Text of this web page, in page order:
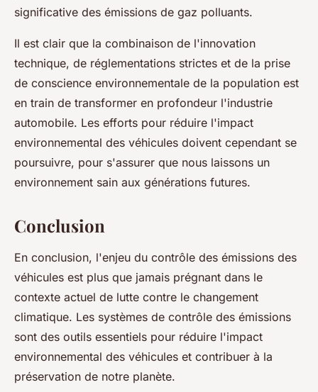
significative des émissions de gaz polluants.
Il est clair que la combinaison de l'innovation
technique, de réglementations strictes et de la prise
de conscience environnementale de la population est
en train de transformer en profondeur l'industrie
automobile. Les efforts pour réduire l'impact
environnemental des véhicules doivent cependant se
poursuivre, pour s'assurer que nous laissons un
environnement sain aux générations futures.
Conclusion
En conclusion, l'enjeu du contrôle des émissions des
véhicules est plus que jamais prégnant dans le
contexte actuel de lutte contre le changement
climatique. Les systèmes de contrôle des émissions
sont des outils essentiels pour réduire l'impact
environnemental des véhicules et contribuer à la
préservation de notre planète.